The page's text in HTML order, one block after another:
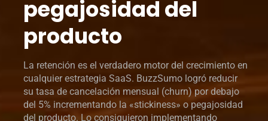
pegajosidad del
producto
La retención es el verdadero motor del crecimiento en
cualquier estrategia SaaS. BuzzSumo logró reducir
su tasa de cancelación mensual (churn) por debajo
del 5% incrementando la «stickiness» o pegajosidad
del producto. Lo consiguieron implementando